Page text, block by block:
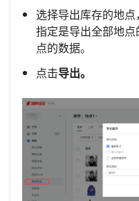
选择导出库存的地
指定是导出全部地
点的数据。
点击导出。